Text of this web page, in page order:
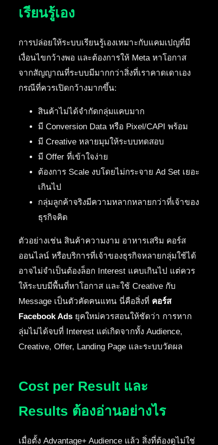
เรียนรู้เอง
การปล่อยให้ระบบเรียนรู้เองเหมาะกับแคมเปญที่มี
เงื่อนไขกว้างพอ และต้องการให้ Meta หาโอกาส
จากสัญญาณที่ระบบมีมากกว่าสิ่งที่เราคาดเดาเอง
กรณีที่ควรเปิดกว้างมากขึ้น:
สินค้าไม่ได้จำกัดกลุ่มแคบมาก
มี Conversion Data หรือ Pixel/CAPI พร้อม
มี Creative หลายมุมให้ระบบทดสอบ
มี Offer ที่เข้าใจง่าย
ต้องการ Scale งบโดยไม่กระจาย Ad Set เยอะ
เกินไป
กลุ่มลูกค้าจริงมีความหลากหลายกว่าที่เจ้าของ
ธุรกิจคิด
ตัวอย่างเช่น สินค้าความงาม อาหารเสริม คอร์ส
ออนไลน์ หรือบริการที่เจ้าของธุรกิจหลายกลุ่มใช้ได้
อาจไม่จำเป็นต้องล็อก Interest แคบเกินไป แต่ควร
ให้ระบบมีพื้นที่หาโอกาส และใช้ Creative กับ
Message เป็นตัวคัดคนแทน นี่คือสิ่งที่ คอร์ส
Facebook Ads ยุคใหม่ควรสอนให้ชัดว่า การหาก
ลุ่มไม่ได้จบที่ Interest แต่เกิดจากทั้ง Audience,
Creative, Offer, Landing Page และระบบวัดผล
Cost per Result และ
Results ต้องอ่านอย่างไร
เมื่อตั้ง Advantage+ Audience แล้ว สิ่งที่ต้องดูไม่ใช่